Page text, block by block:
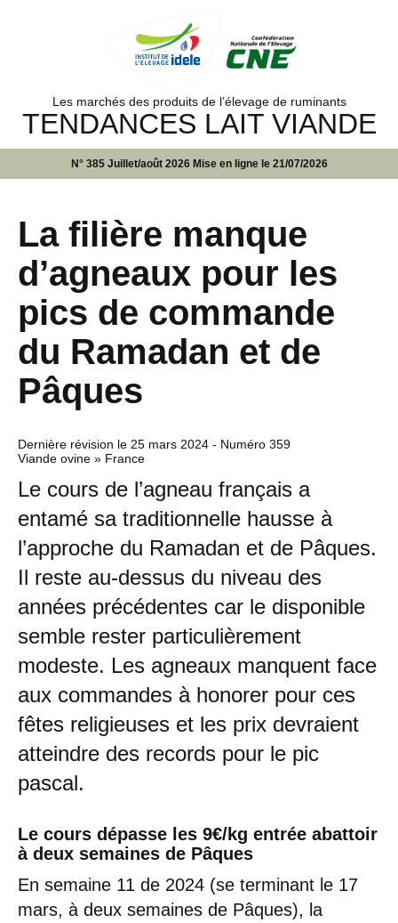
Les marchés des produits de l’élevage de ruminants
TENDANCES LAIT VIANDE
N° 385 Juillet/août 2026 Mise en ligne le 21/07/2026
La filière manque
d’agneaux pour les
pics de commande
du Ramadan et de
Pâques
Dernière révision le 25 mars 2024 - Numéro 359
Viande ovine » France
Le cours de l’agneau français a
entamé sa traditionnelle hausse à
l’approche du Ramadan et de Pâques.
Il reste au-dessus du niveau des
années précédentes car le disponible
semble rester particulièrement
modeste. Les agneaux manquent face
aux commandes à honorer pour ces
fêtes religieuses et les prix devraient
atteindre des records pour le pic
pascal.
Le cours dépasse les 9€/kg entrée abattoir
à deux semaines de Pâques
En semaine 11 de 2024 (se terminant le 17
mars, à deux semaines de Pâques), la